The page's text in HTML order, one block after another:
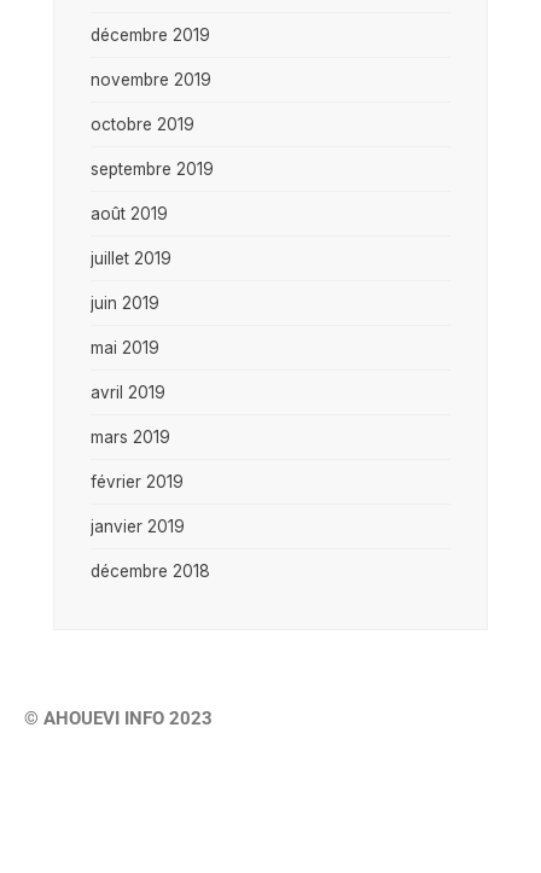
décembre 2019
novembre 2019
octobre 2019
septembre 2019
août 2019
juillet 2019
juin 2019
mai 2019
avril 2019
mars 2019
février 2019
janvier 2019
décembre 2018
© AHOUEVI INFO 2023